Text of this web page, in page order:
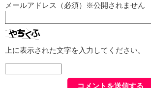
メールアドレス（必須）※公開されません
上に表示された文字を入力してください。